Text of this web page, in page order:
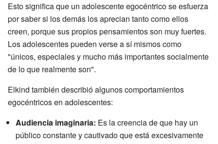
Esto significa que un adolescente egocéntrico se esfuerza
por saber si los demás los aprecian tanto como ellos
creen, porque sus propios pensamientos son muy fuertes.
Los adolescentes pueden verse a sí mismos como
"únicos, especiales y mucho más importantes socialmente
de lo que realmente son".
Elkind también describió algunos comportamientos
egocéntricos en adolescentes:
Audiencia imaginaria: Es la creencia de que hay un
público constante y cautivado que está excesivamente